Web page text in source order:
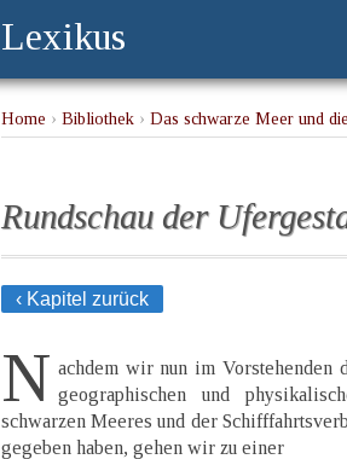
Lexikus
Home › Bibliothek › Das schwarze Meer und
Rundschau der
‹ Kapitel zurück
N achdem wir nun im Vorstehenden
geographischen und
schwarzen Meeres und der
gegeben haben, gehen wir zu einer